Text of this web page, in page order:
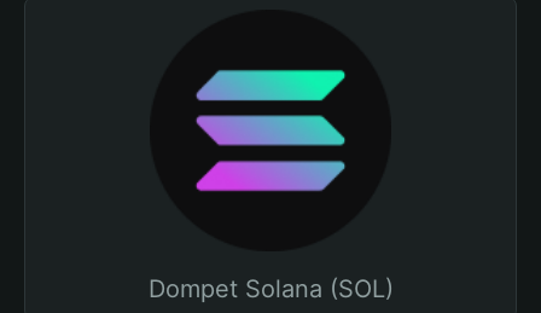
Dompet Solana (SOL)